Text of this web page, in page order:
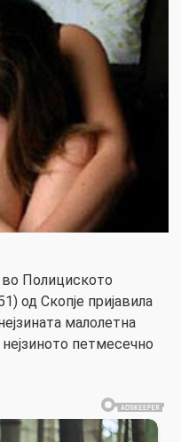
во Полициското
од Скопје пријавила
малолетна
петмесечно